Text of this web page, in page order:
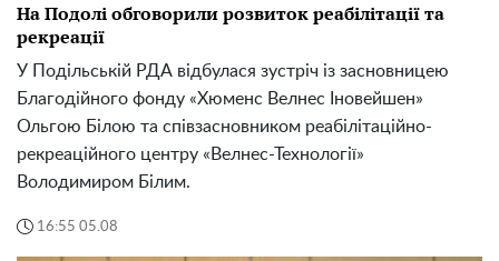
На Подолі обговорили розвиток реабілітації та
рекреації
У Подільській РДА відбулася зустріч із засновницею
Благодійного фонду «Хюменс Велнес Іновейшен»
Ольгою Білою та співзасновником реабілітаційно-
рекреаційного центру «Велнес-Технології»
Володимиром Білим.
16:55 05.08